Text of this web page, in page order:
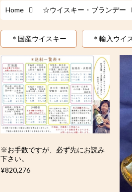
Home ☆ウイスキー・ブランデー
＊国産ウイスキー ＊輸入ウイ
※お手数ですが、必ず先にお読み
下さい。
¥820,276